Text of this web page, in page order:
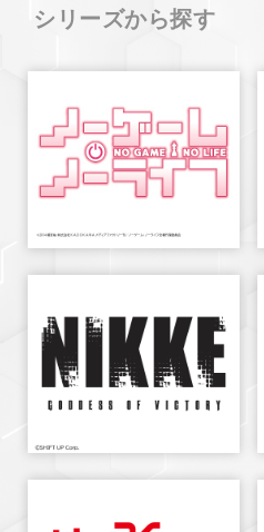
シリーズから探す